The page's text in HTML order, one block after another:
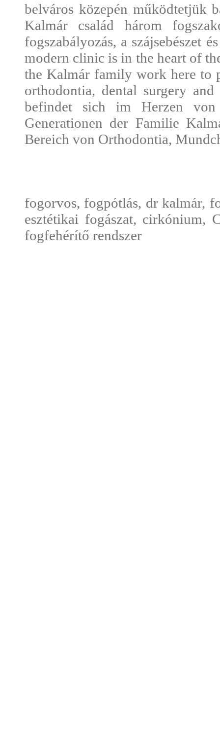
belváros közepén működtetjük
Kalmár család három
fogszabályozás, a szájsebészet
modern clinic is in the heart of
the Kalmár family work here to
orthodontia, dental surgery
befindet sich im Herzen von
Generationen der Familie
Bereich von Orthodontia,
fogorvos, fogpótlás, dr kalmár,
esztétikai fogászat, cirkónium,
fogfehérítő rendszer